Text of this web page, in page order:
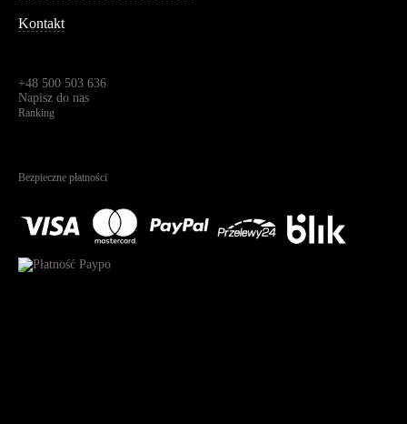
Kontakt
+48 500 503 636
Napisz do nas
Ranking
Bezpieczne płatności